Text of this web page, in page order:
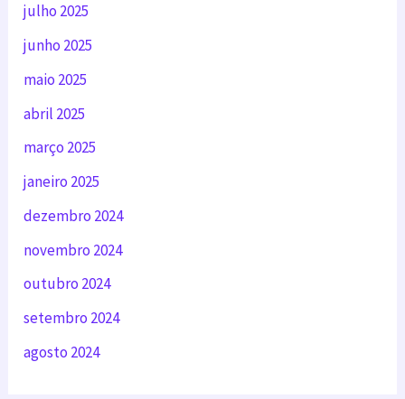
julho 2025
junho 2025
maio 2025
abril 2025
março 2025
janeiro 2025
dezembro 2024
novembro 2024
outubro 2024
setembro 2024
agosto 2024